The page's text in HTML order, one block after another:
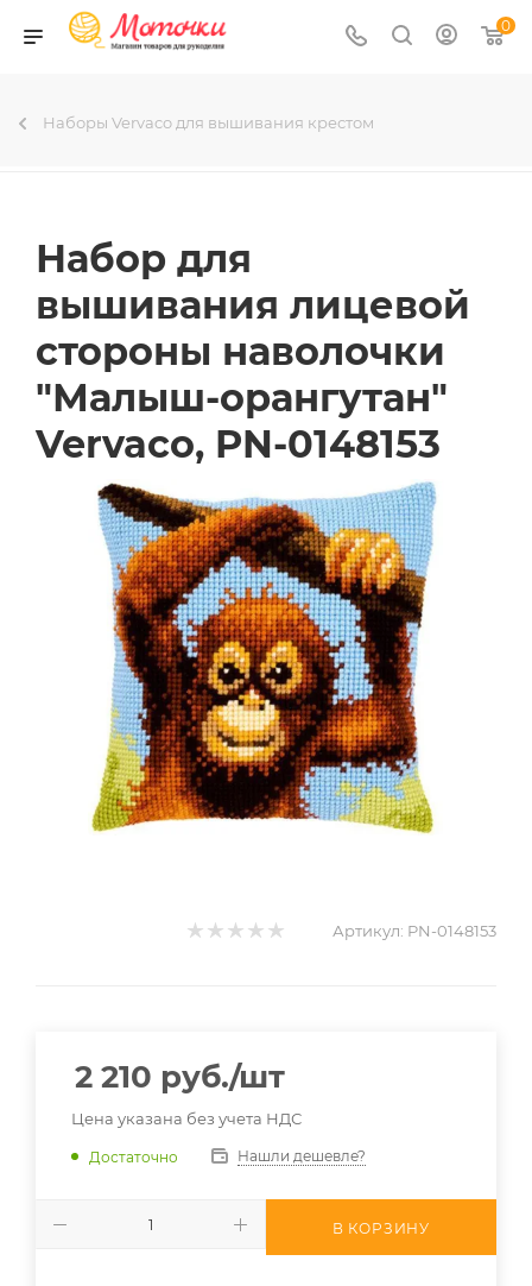
0
Наборы Vervaco для вышивания крестом
Набор для
вышивания лицевой
стороны наволочки
"Малыш-орангутан"
Vervaco, PN-0148153
Артикул: PN-0148153
2 210 руб./шт
Цена указана без учета НДС
Достаточно Нашли дешевле?
В КОРЗИНУ